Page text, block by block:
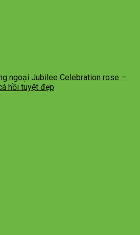
ngoại Jubilee Celebration rose –
hồi tuyệt đẹp